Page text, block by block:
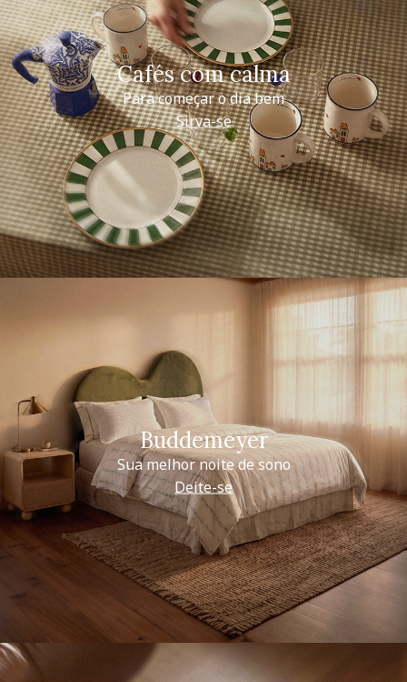
Cafés com calma
Para começar o dia bem
Sirva-se
Buddemeyer
Sua melhor noite de sono
Deite-se